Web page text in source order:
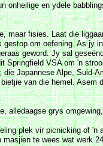
onheilige en ydele
maar fisies. Laat die
om oefening. As jy
geword. Jy sal
Springfield VSA om 'n
Japannese Alpe, Suid-
van die hemel. Asem
alledaagse grys
plek vir picnicking of 'n
te wees wat werk